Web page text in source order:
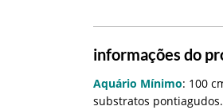
informações do
Aquário Mínimo: 100
substratos